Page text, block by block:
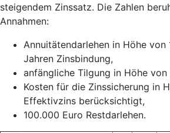
steigendem Zinssatz. Die Zahlen
Annahmen:
Annuitätendarlehen in Höhe von
Jahren Zinsbindung,
anfängliche Tilgung in Höhe von
Kosten für die Zinssicherung in
Effektivzins berücksichtigt,
100.000 Euro Restdarlehen.